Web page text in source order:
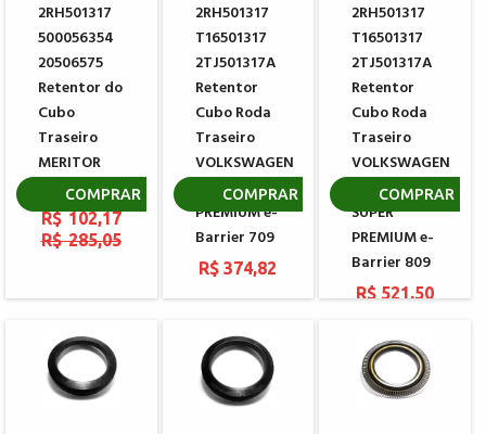
2RH501317
500056354
20506575
Retentor do
Cubo
Traseiro
MERITOR
Plus 104182
R$ 102,17
R$ 285,05
COMPRAR
2RH501317
T16501317
2TJ501317A
Retentor
Cubo Roda
Traseiro
VOLKSWAGEN
VOLKSBUS
PREMIUM e-
Barrier 709
R$ 374,82
COMPRAR
2RH501317
T16501317
2TJ501317A
Retentor
Cubo Roda
Traseiro
VOLKSWAGEN
VOLKSBUS
SUPER
PREMIUM e-
Barrier 809
R$ 521,50
COMPRAR